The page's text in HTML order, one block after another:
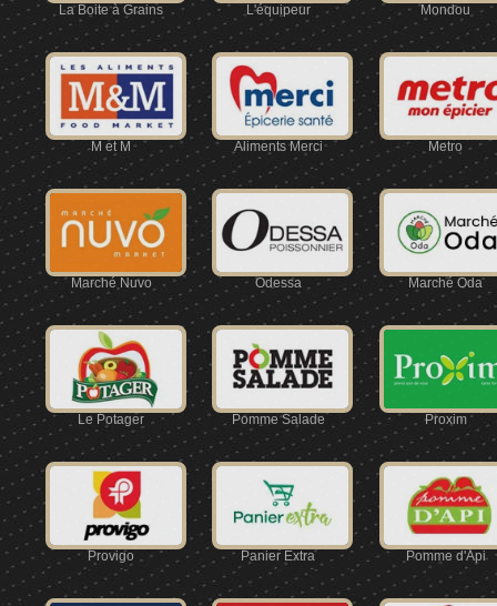
La Boite à Grains L'équipeur Mondou
M et M Aliments Merci Metro
Marché Nuvo Odessa Marché Oda
Le Potager Pomme Salade Proxim
Provigo Panier Extra Pomme d'Api